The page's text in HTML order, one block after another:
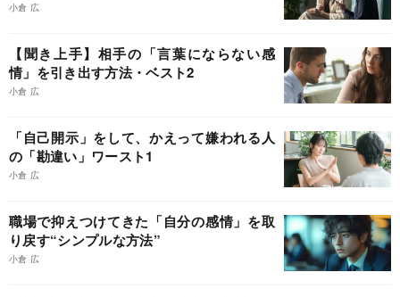
小倉 広
【聞き上手】相手の「言葉にならない感
情」を引き出す方法・ベスト2
小倉 広
「自己開示」をして、かえって嫌われる人
の「勘違い」ワースト1
小倉 広
職場で抑えつけてきた「自分の感情」を取
り戻す“シンプルな方法”
小倉 広